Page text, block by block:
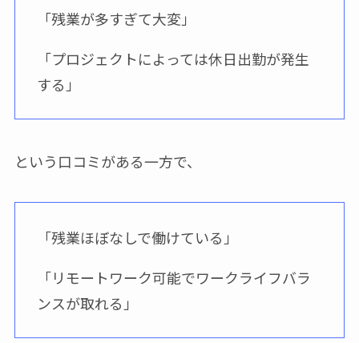
「残業が多すぎて大変」
「プロジェクトによっては休日出勤が発生
する」
という口コミがある一方で、
「残業ほぼなしで働けている」
「リモートワーク可能でワークライフバラ
ンスが取れる」